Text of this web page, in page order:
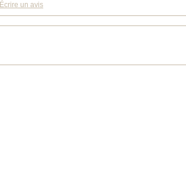
Écrire un avis